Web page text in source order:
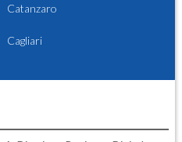
Catanzaro
Cagliari